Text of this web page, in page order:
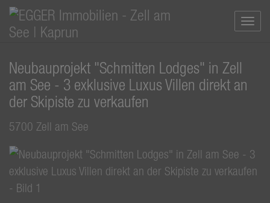
Neubauprojekt "Schmitten Lodges" in Zell
am See - 3 exklusive Luxus Villen direkt an
der Skipiste zu verkaufen
5700 Zell am See